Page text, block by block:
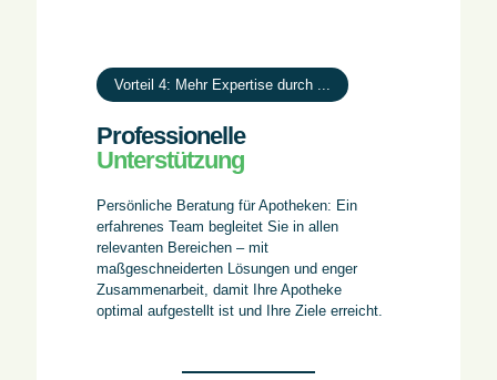
Vorteil 4: Mehr Expertise durch ...
Professionelle
Unterstützung
Persönliche Beratung für Apotheken: Ein
erfahrenes Team begleitet Sie in allen
relevanten Bereichen – mit
maßgeschneiderten Lösungen und enger
Zusammenarbeit, damit Ihre Apotheke
optimal aufgestellt ist und Ihre Ziele erreicht.